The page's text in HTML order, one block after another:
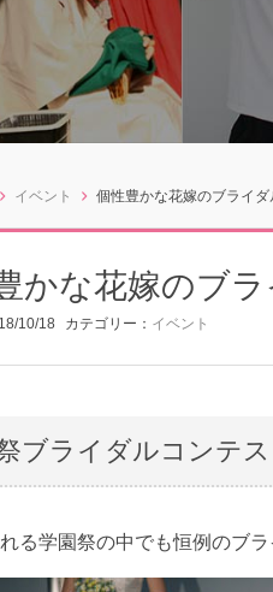
イベント 個性豊かな花嫁のブライダ
かな花嫁のブ
10/18 カテゴリー： イベント
ブライダルコンテス
る学園祭の中でも恒例のブ